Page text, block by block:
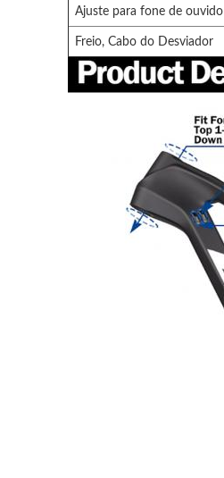
Ajuste para fone de ouvido
Freio, Cabo do Desviador